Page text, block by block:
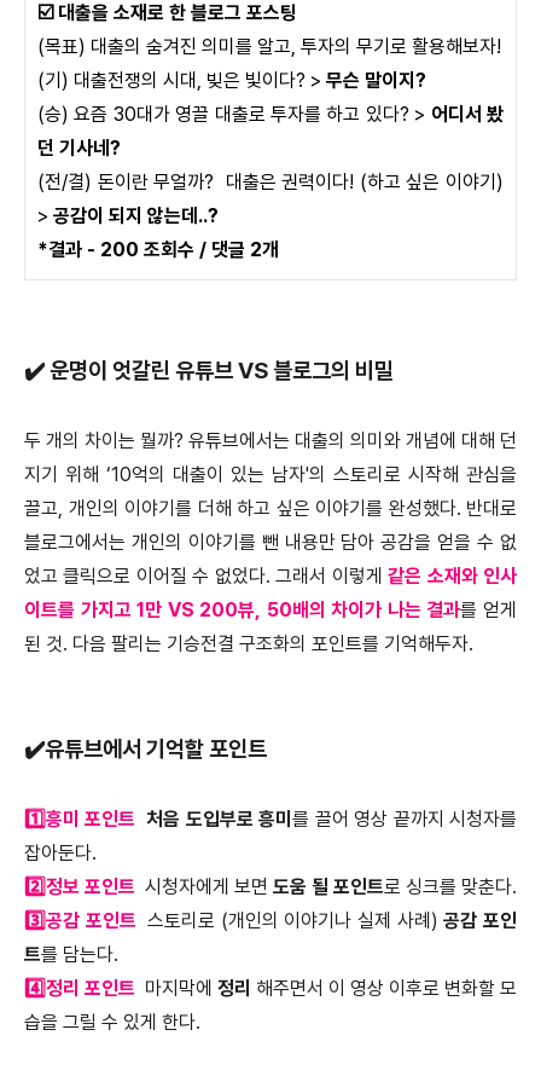
☑️ 대출을 소재로 한 블로그 포스팅
(목표) 대출의 숨겨진 의미를 알고, 투자의 무기로 활용해보자!
(기) 대출전쟁의 시대, 빚은 빛이다? > 무슨 말이지?
(승) 요즘 30대가 영끌 대출로 투자를 하고 있다? > 어디서 봤
던 기사네?
(전/결) 돈이란 무얼까? 대출은 권력이다! (하고 싶은 이야기)
> 공감이 되지 않는데..?
*결과 - 200 조회수 / 댓글 2개
✔️ 운명이 엇갈린 유튜브 VS 블로그의 비밀
두 개의 차이는 뭘까? 유튜브에서는 대출의 의미와 개념에 대해 던
지기 위해 ‘10억의 대출이 있는 남자'의 스토리로 시작해 관심을
끌고, 개인의 이야기를 더해 하고 싶은 이야기를 완성했다. 반대로
블로그에서는 개인의 이야기를 뺀 내용만 담아 공감을 얻을 수 없
었고 클릭으로 이어질 수 없었다. 그래서 이렇게같은 소재와 인사
이트를 가지고 1만 VS 200뷰, 50배의 차이가 나는 결과를 얻게
된 것. 다음 팔리는 기승전결 구조화의 포인트를 기억해두자.
✔️유튜브에서 기억할 포인트
1️⃣흥미 포인트 처음 도입부로 흥미를 끌어 영상 끝까지 시청자를
잡아둔다.
2️⃣정보 포인트 시청자에게 보면 도움 될 포인트로 싱크를 맞춘다.
3️⃣공감 포인트 스토리로 (개인의 이야기나 실제 사례) 공감 포인
트를 담는다.
4️⃣정리 포인트 마지막에 정리 해주면서 이 영상 이후로 변화할 모
습을 그릴 수 있게 한다.